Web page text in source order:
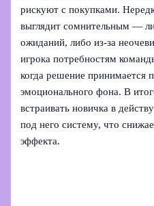
рискуют с покупками.
выглядит сомнительным —
ожиданий, либо из-за
игрока потребностям
когда решение принимается
эмоционального фона. В
встраивать новичка в
под него систему, что
эффекта.